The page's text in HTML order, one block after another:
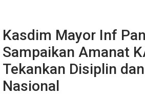
Kasdim Mayor Inf
Sampaikan Amanat
Tekankan Disiplin
Nasional